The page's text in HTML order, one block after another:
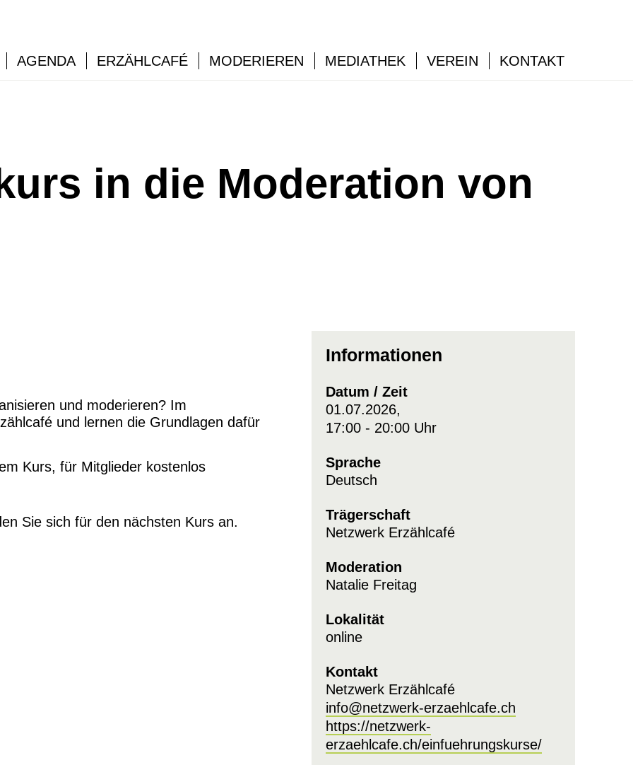
AGENDA ERZÄHLCAFÉ MODERIEREN MEDIATHEK VEREIN KONTAKT
in die Moderation von
und moderieren? Im
und lernen die Grundlagen dafür
Kurs, für Mitglieder kostenlos
Sie sich für den nächsten Kurs an.
Informationen
Datum / Zeit
01.07.2026,
17:00 - 20:00 Uhr
Sprache
Deutsch
Trägerschaft
Netzwerk Erzählcafé
Moderation
Natalie Freitag
Lokalität
online
Kontakt
Netzwerk Erzählcafé
info@netzwerk-erzaehlcafe.ch
https://netzwerk-
erzaehlcafe.ch/einfuehrungskurse/